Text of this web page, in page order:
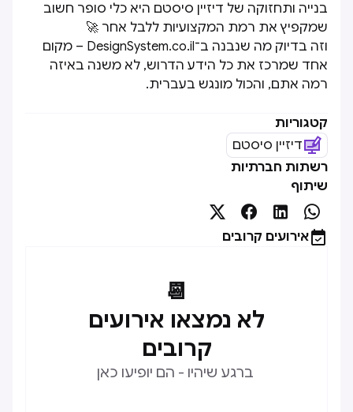
בנייה ותחזוקה של דיזיין סיסטם היא כלי סופר חשוב
שמקפיץ את רמת המקצועיות ללבל אחר 🚀
וזה בדיוק מה שנבנה ב־DesignSystem.co.il – מקום
אחד שמרכז את כל הידע הדרוש, לא משנה באיזה
רמה אתם, והכול מונגש בעברית.
קטגוריות
דיזיין סיסטם
רשתות חברתיות
שיתוף




אירועים קרובים
📆
לא נמצאו אירועים
קרובים
ברגע שיהיו - הם יופיעו כאן